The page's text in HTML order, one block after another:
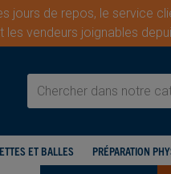
jours de repos, le service
vendeurs joignables
ET BALLES PRÉPARATION